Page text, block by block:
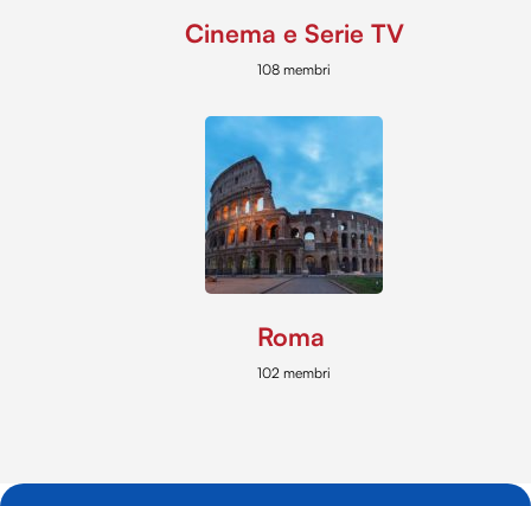
Cinema e Serie TV
108 membri
Roma
102 membri